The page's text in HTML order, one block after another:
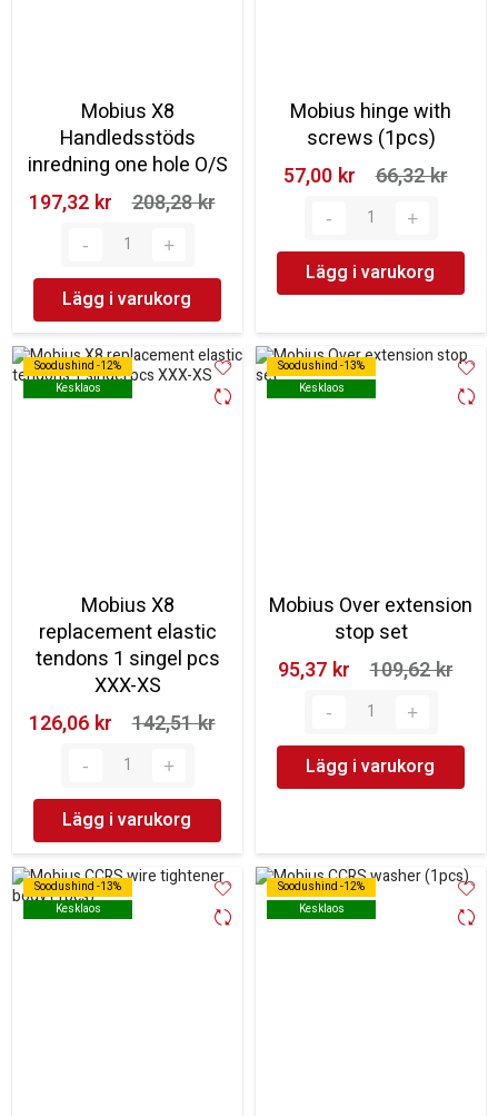
Mobius X8
Handledsstöds
inredning one hole O/S
197,32 kr‎
208,28 kr‎
Lägg i varukorg
Mobius hinge with
screws (1pcs)
57,00 kr‎
66,32 kr‎
Lägg i varukorg
Soodushind -12%
Kesklaos
Soodushind -12%
Kesklaos
Mobius X8
replacement elastic
tendons 1 singel pcs
XXX-XS
126,06 kr‎
142,51 kr‎
Lägg i varukorg
Soodushind -13%
Kesklaos
Soodushind -13%
Kesklaos
Mobius Over extension
stop set
95,37 kr‎
109,62 kr‎
Lägg i varukorg
Soodushind -13%
Kesklaos
Soodushind -13%
Kesklaos
Soodushind -12%
Kesklaos
Soodushind -12%
Kesklaos